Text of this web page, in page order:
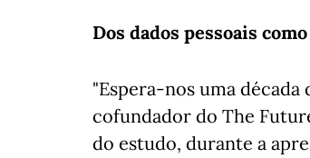
Dos dados pessoais
"Espera-nos uma
cofundador do The
do estudo, durante a